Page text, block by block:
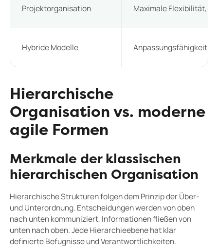
Projektorganisation Maximale Flexibilität,
Hybride Modelle Anpassungsfähigkeit,
Hierarchische
Organisation vs. moderne
agile Formen
Merkmale der klassischen
hierarchischen Organisation
Hierarchische Strukturen folgen dem Prinzip der Über-
und Unterordnung. Entscheidungen werden von oben
nach unten kommuniziert, Informationen fließen von
unten nach oben. Jede Hierarchieebene hat klar
definierte Befugnisse und Verantwortlichkeiten.